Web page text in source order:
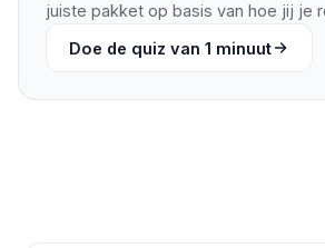
juiste pakket op basis van hoe jij je
Doe de quiz van 1 minuut